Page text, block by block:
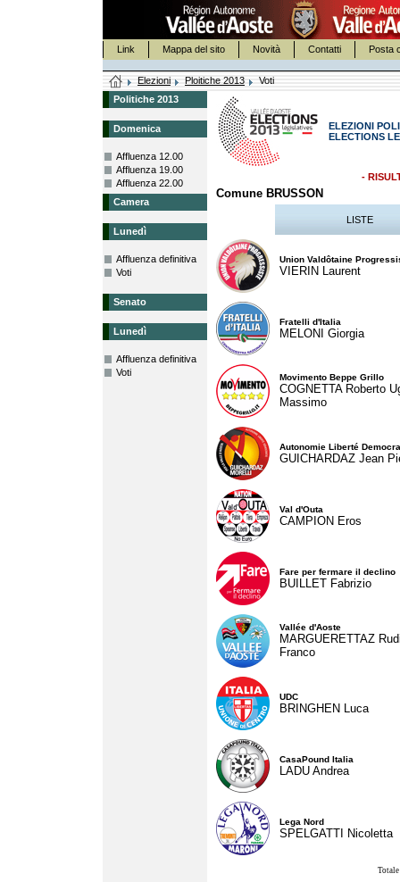
Link Mappa del sito Novità Contatti Posta
Elezioni Ploitiche 2013
Voti
Politiche 2013
Domenica
Affluenza 12.00
Affluenza 19.00
Affluenza 22.00
Camera
Lunedì
Affluenza definitiva
Voti
Senato
Lunedì
Affluenza definitiva
Voti
ELEZIONI
ELECTIONS
-
Comune BRUSSON
LISTE
Union Valdôtaine
VIERIN Laurent
Fratelli d'Italia
MELONI Giorgia
Movimento Beppe Grillo
COGNETTA Roberto
Massimo
Autonomie Liberté
GUICHARDAZ Jean
Val d'Outa
CAMPION Eros
Fare per fermare il declino
BUILLET Fabrizio
Vallée d'Aoste
MARGUERETTAZ
Franco
UDC
BRINGHEN Luca
CasaPound Italia
LADU Andrea
Lega Nord
SPELGATTI Nicoletta